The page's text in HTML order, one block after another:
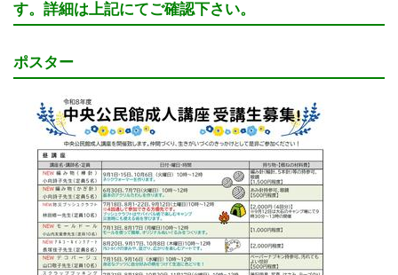
す。詳細は上記にてご確認下さい。
ポスター